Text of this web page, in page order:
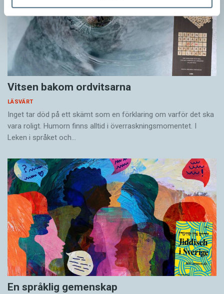
Vitsen bakom ordvitsarna
LÄSVÄRT
Inget tar död på ett skämt som en förklaring om varför det ska
vara roligt. Humorn finns alltid i överrask­ningsmomentet. I
Leken i språket och…
En språklig gemenskap